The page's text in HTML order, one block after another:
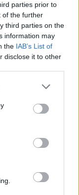
parties prior to
of the further
third parties on the
information may
the IAB’s List of
disclose it to other